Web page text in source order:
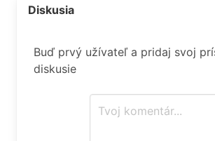
Diskusia
Buď prvý užívateľ a pridaj svoj
diskusie